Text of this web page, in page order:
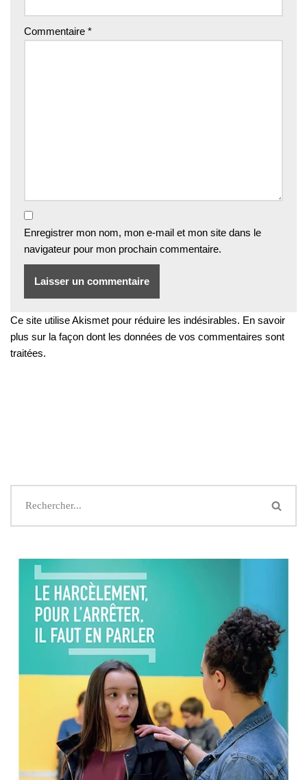
Commentaire *
Enregistrer mon nom, mon e-mail et mon site dans le
navigateur pour mon prochain commentaire.
Ce site utilise Akismet pour réduire les indésirables. En savoir
plus sur la façon dont les données de vos commentaires sont
traitées.